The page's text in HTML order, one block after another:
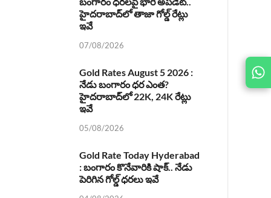
JOIN
US ON
హైదరాబాద్‌లో తాజా గోల్డ్ రేట్లు
ఇవే
07/08/2026
Gold Rates August 5 2026 :
నేడు బంగారం ధర ఎంత?
హైదరాబాద్‌లో 22K, 24K రేట్లు
ఇవే
05/08/2026
Gold Rate Today Hyderabad
: బంగారం కొనేవారికి షాక్.. నేడు
పెరిగిన గోల్డ్ ధరలు ఇవే